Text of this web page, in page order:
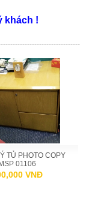
khách !
TỦ PHOTO COPY
MSP 01106
VNĐ